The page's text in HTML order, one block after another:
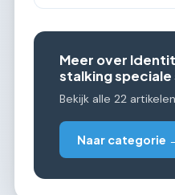
Meer over
stalking
Bekijk alle 22
Naar categorie